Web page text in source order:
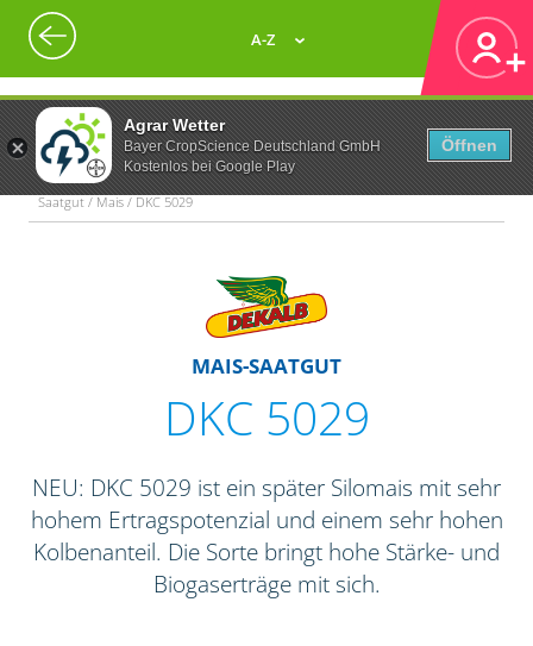
Agrar Wetter
Bayer CropScience Deutschland GmbH
Kostenlos bei Google Play
Öffnen
A-Z
Saatgut / Mais / DKC 5029
MAIS-SAATGUT
DKC 5029
NEU: DKC 5029 ist ein später Silomais mit sehr
hohem Ertragspotenzial und einem sehr hohen
Kolbenanteil. Die Sorte bringt hohe Stärke- und
Biogaserträge mit sich.